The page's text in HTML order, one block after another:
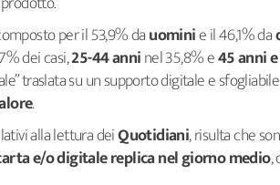
per il 53,9% dauominie il 46,1% da
dei casi,25-44 anninel 35,8% e45 anni
traslata su un supporto digitale e
.
alla lettura deiQuotidiani, risulta che
e/o digitale replica nel giorno medio,